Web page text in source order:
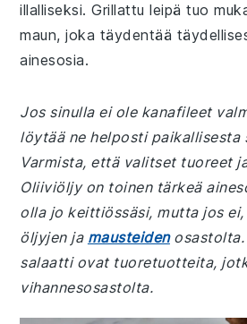
illalliseksi. Grillattu leipä tuo
maun, joka täydentää
ainesosia.
Jos sinulla ei ole kanafileet
löytää ne helposti paikallisesta
Varmista, että valitset tuoreet
Oliiviöljy on toinen tärkeä
olla jo keittiössäsi, mutta jos
öljyjen ja mausteidenosastolta.
salaatti ovat tuoretuotteita,
vihannesosastolta.